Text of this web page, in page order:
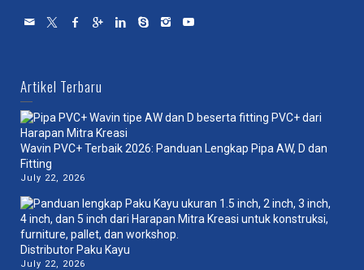
Artikel Terbaru
Wavin PVC+ Terbaik 2026: Panduan Lengkap Pipa AW, D dan
Fitting
July 22, 2026
Distributor Paku Kayu
July 22, 2026